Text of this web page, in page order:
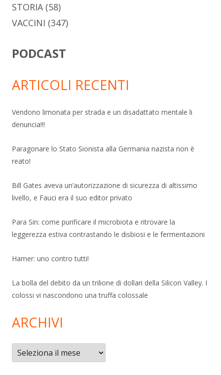
STORIA (58)
VACCINI (347)
PODCAST
ARTICOLI RECENTI
Vendono limonata per strada e un disadattato mentale li
denuncia!!!
Paragonare lo Stato Sionista alla Germania nazista non è
reato!
Bill Gates aveva un’autorizzazione di sicurezza di altissimo
livello, e Fauci era il suo editor privato
Para Sin: come purificare il microbiota e ritrovare la
leggerezza estiva contrastando le disbiosi e le fermentazioni
Hamer: uno contro tutti!
La bolla del debito da un trilione di dollari della Silicon Valley. I
colossi vi nascondono una truffa colossale
ARCHIVI
Archivi